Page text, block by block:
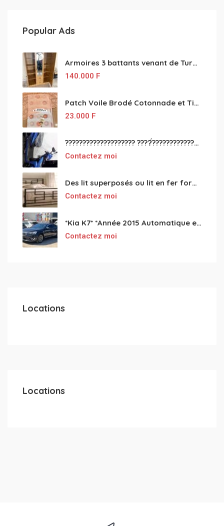
Popular Ads
Armoires 3 battants venant de Turquie disponibles
140.000 F
Patch Voile Brodé Cotonnade et Tinu Minu de l’Inde ???????? ????
23.000 F
???????????????????? ????́???????????????????????????????????????? à vendre
Contactez moi
Des lit superposés ou lit en fer forgé grande classes disponible
Contactez moi
*Kia K7* *Année 2015 Automatique essence ⛽️ 4 cylindres 2.0
Contactez moi
Locations
Locations